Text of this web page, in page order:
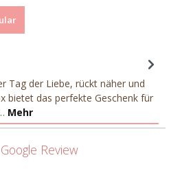
Tag der Liebe, rückt näher und
bietet das perfekte Geschenk für
Mehr
Google Review